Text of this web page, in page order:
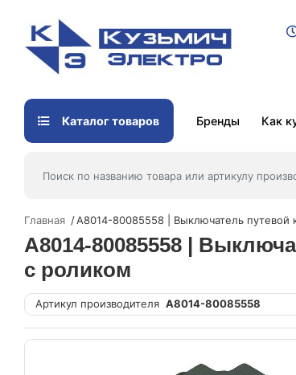
Каталог товаров Бренды Как
Главная A8014-80085558 | Выключатель путевой
A8014-80085558 |
с роликом
Артикул производителя A8014-80085558